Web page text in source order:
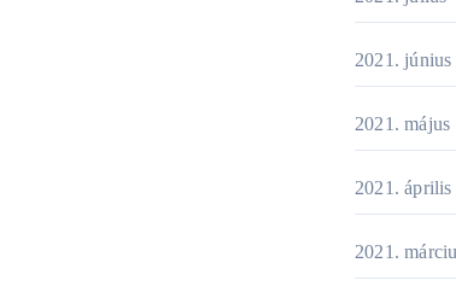
2021. június
2021. május
2021. április
2021.